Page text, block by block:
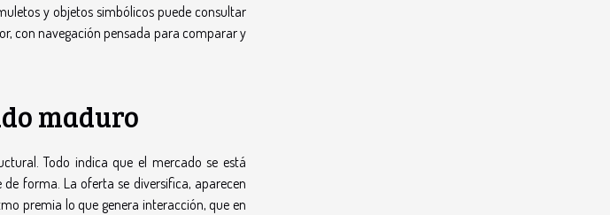
y objetos simbólicos puede consultar
con navegación pensada para comparar y
maduro
Todo indica que el mercado se está
forma. La oferta se diversifica, aparecen
premia lo que genera interacción, que en